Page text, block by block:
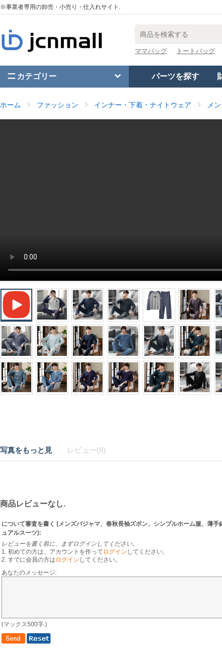
※事業者専用の卸売・小売り・仕入れサイト.
ママバッグ トートバッグ
カテゴリー パーツを探す
ホーム ファッション インナー・下着・ナイトウェア メ
写真をもっと見 レビュー(0)
商品レビューなし.
について審査を書く (メンズパジャマ、春秋長袖ズボン、シンプルホーム服、薄
ュアルスーツ):
レビューを書く前に、まずログインしてください。
1. 初めての方は、アカウントを作って ログイン してください;
2. すでに会員の方は ログイン してください。
あなたのメッセージ:
(マックス500字.)